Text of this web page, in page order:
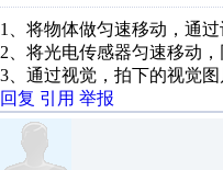
1、将物体做匀速移动，通
2、将光电传感器匀速移动，
3、通过视觉，拍下的视觉
回复 引用 举报